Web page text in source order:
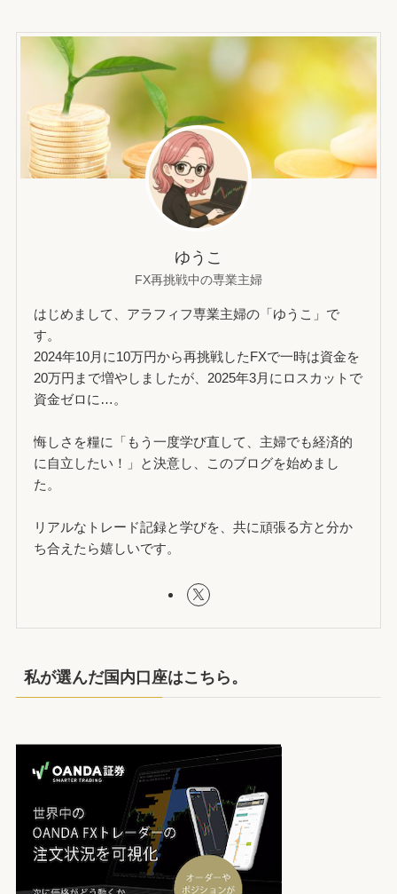
ゆうこ
FX再挑戦中の専業主婦
はじめまして、アラフィフ専業主婦の「ゆうこ」で
す。
2024年10月に10万円から再挑戦したFXで一時は資金を
20万円まで増やしましたが、2025年3月にロスカットで
資金ゼロに…。
悔しさを糧に「もう一度学び直して、主婦でも経済的
に自立したい！」と決意し、このブログを始めまし
た。
リアルなトレード記録と学びを、共に頑張る方と分か
ち合えたら嬉しいです。
私が選んだ国内口座はこちら。